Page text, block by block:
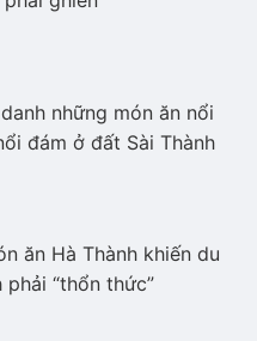
những món ăn nổi
đám ở đất Sài Thành
ăn Hà Thành khiến du
phải “thổn thức”